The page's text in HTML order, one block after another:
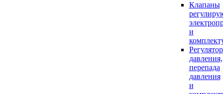
Клапаны
и
давления,
перепада
давления
и